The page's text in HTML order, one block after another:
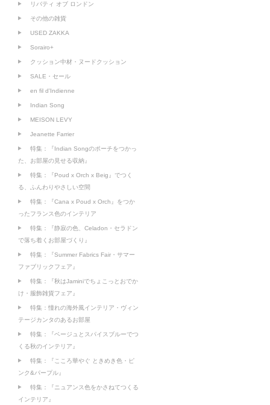
リバティ オブ ロンドン
その他の雑貨
USED ZAKKA
Sorairo+
クッション中材・ヌードクッション
SALE・セール
en fil d'Indienne
Indian Song
MEISON LEVY
Jeanette Farrier
特集：『Indian Songのポーチをつかっ
た、お部屋の見せる収納』
特集：『Poud x Orch x Beig』でつく
る、ふんわりやさしい空間
特集：『Cana x Poud x Orch』をつか
ったフランス色のインテリア
特集：『静寂の色、Celadon・セラドン
で落ち着くお部屋づくり』
特集：『Summer Fabrics Fair・サマー
ファブリックフェア』
特集：『秋はJaminiでちょこっとおでか
け・服飾雑貨フェア』
特集：憧れの海外風インテリア・ヴィン
テージカンタのあるお部屋
特集：『ベージュとスパイスブルーでつ
くる秋のインテリア』
特集：『こころ華やぐ ときめき色・ピ
ンク&パープル』
特集：『ニュアンス色をかさねてつくる
インテリア』